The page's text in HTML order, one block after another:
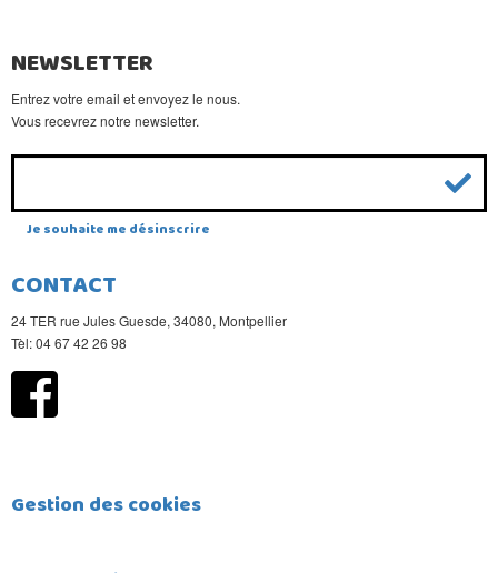
NEWSLETTER
Entrez votre email et envoyez le nous.
Vous recevrez notre newsletter.
Je souhaite me désinscrire
CONTACT
24 TER rue Jules Guesde, 34080, Montpellier
Tèl: 04 67 42 26 98
Gestion des cookies